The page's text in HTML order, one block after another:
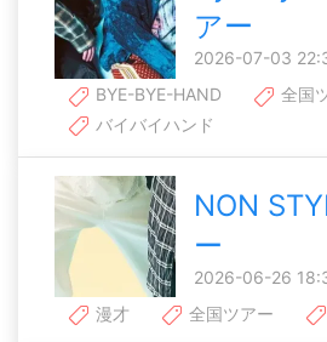
アー
2026-07-03
BYE-BYE-HAND
全国
バイバイハンド
NON
ー
2026-06-26
漫才
全国ツアー